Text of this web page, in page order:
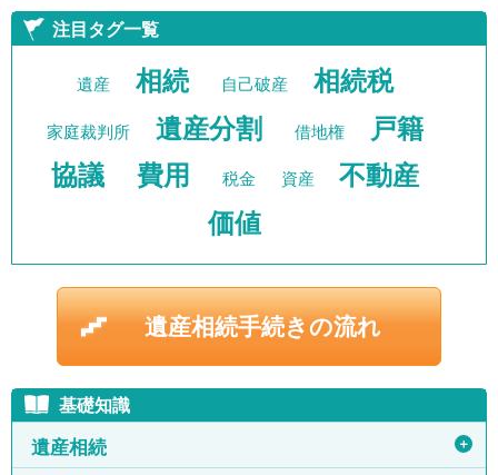
注目タグ一覧
遺産 相続 自己破産 相続税
家庭裁判所 遺産分割 借地権
戸籍
協議
費用 税金 資産
不動産
価値
遺産相続手続きの流れ
基礎知識
遺産相続 ＋